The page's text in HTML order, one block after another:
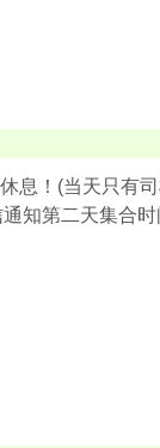
息！(当天只有
知第二天集合